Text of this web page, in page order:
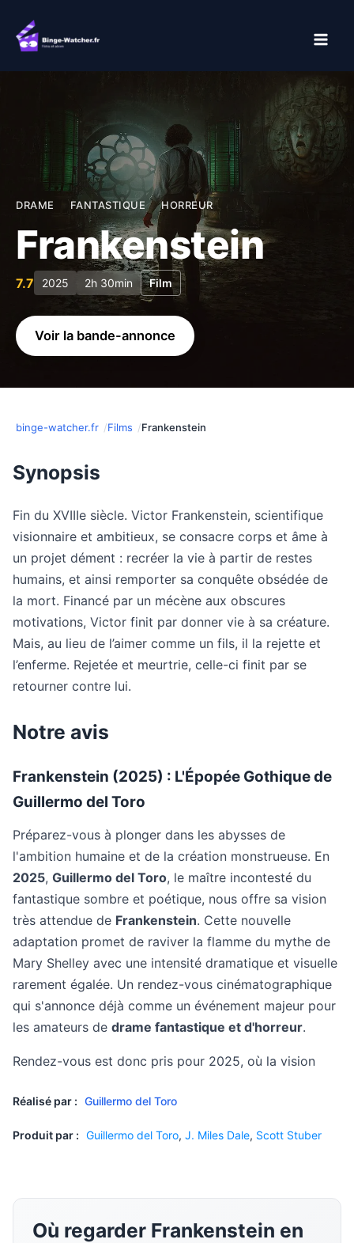
contenu
DRAME FANTASTIQUE HORREUR
Frankenstein
7.7 2025 2h 30min Film
Voir la bande-annonce
binge-watcher.fr Films Frankenstein
Synopsis
Fin du XVIIIe siècle. Victor Frankenstein, scientifique
visionnaire et ambitieux, se consacre corps et âme à
un projet dément : recréer la vie à partir de restes
humains, et ainsi remporter sa conquête obsédée de
la mort. Financé par un mécène aux obscures
motivations, Victor finit par donner vie à sa créature.
Mais, au lieu de l’aimer comme un fils, il la rejette et
l’enferme. Rejetée et meurtrie, celle-ci finit par se
retourner contre lui.
Notre avis
Frankenstein (2025) : L'Épopée Gothique de
Guillermo del Toro
Préparez-vous à plonger dans les abysses de
l'ambition humaine et de la création monstrueuse. En
2025, Guillermo del Toro, le maître incontesté du
fantastique sombre et poétique, nous offre sa vision
très attendue de Frankenstein. Cette nouvelle
adaptation promet de raviver la flamme du mythe de
Mary Shelley avec une intensité dramatique et visuelle
rarement égalée. Un rendez-vous cinématographique
qui s'annonce déjà comme un événement majeur pour
les amateurs de drame fantastique et d'horreur.
Rendez-vous est donc pris pour 2025, où la vision
Réalisé par : Guillermo del Toro
Produit par : Guillermo del Toro, J. Miles Dale, Scott Stuber
Où regarder Frankenstein en